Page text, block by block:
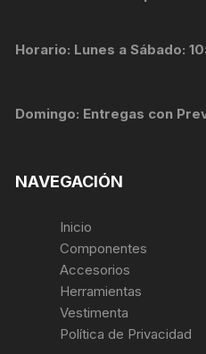
Horario: Lunes a Sábado:
Domingo: Entregas con
NAVEGACIÓN
Inicio
Componentes
Accesorios
Herramientas
Vestimenta
Política de Privacidad